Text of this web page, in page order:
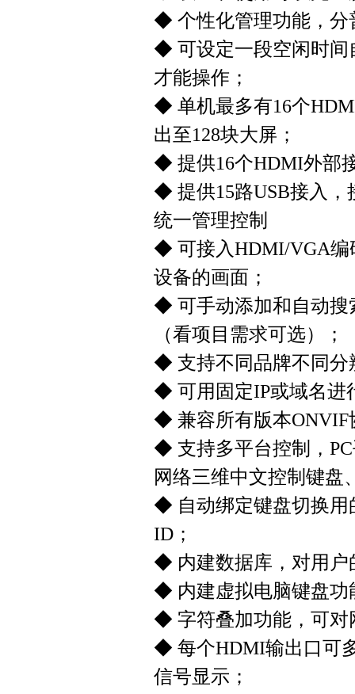
◆ 个性化管理功能，分
◆ 可设定一段空闲时间
才能操作；
◆ 单机最多有16个
出至128块大屏；
◆ 提供16个HDMI外部
◆ 提供15路USB接入，
统一管理控制
◆ 可接入HDMI/VGA编
设备的画面；
◆ 可手动添加和自动搜
（看项目需求可选）；
◆ 支持不同品牌不同分
◆ 可用固定IP或域名进
◆ 兼容所有版本ONVIF
◆ 支持多平台控制，
网络三维中文控制键盘
◆ 自动绑定键盘切换用
ID；
◆ 内建数据库，对用户
◆ 内建虚拟电脑键盘功
◆ 字符叠加功能，可对
◆ 每个HDMI输出口可
信号显示；